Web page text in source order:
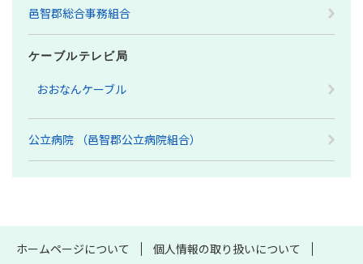
邑智郡総合事務組合
ケーブルテレビ局
おおなんケーブル
公立病院 （邑智郡公立病院組合）
ホームページについて
個人情報の取り扱いについて